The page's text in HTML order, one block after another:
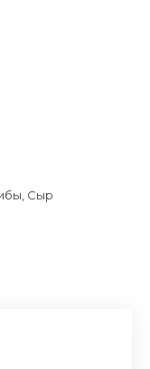
Сыр